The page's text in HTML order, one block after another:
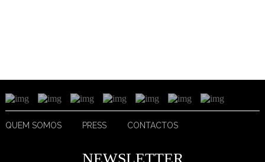
QUEM SOMOS PRESS CONTACTOS
NEWSLETTER